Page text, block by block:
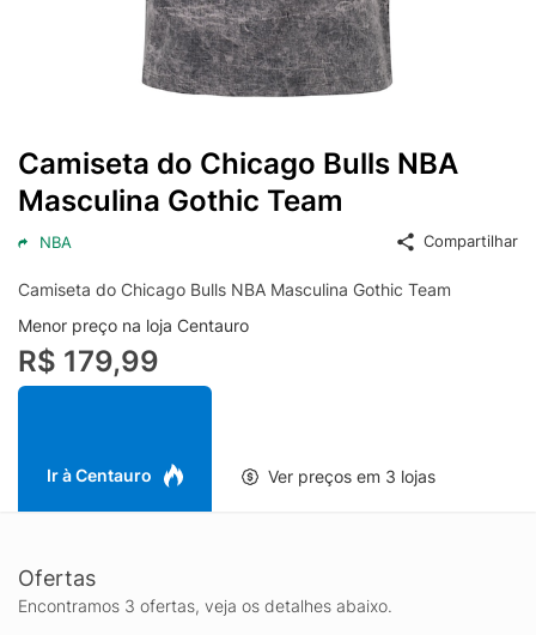
Camiseta do Chicago Bulls NBA
Masculina Gothic Team
NBA Compartilhar
Camiseta do Chicago Bulls NBA Masculina Gothic Team
Menor preço na loja Centauro
R$ 179,99
Ir à Centauro Ver preços em 3 lojas
Ofertas
Encontramos 3 ofertas, veja os detalhes abaixo.